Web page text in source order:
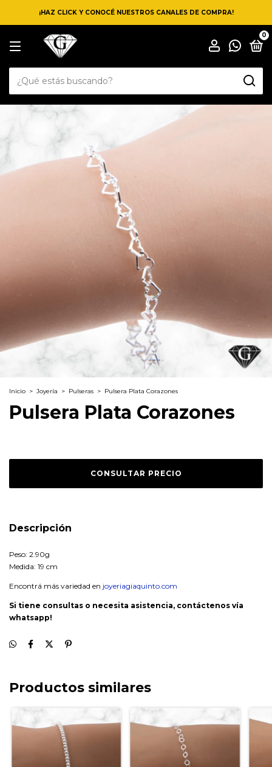
¡HAZ CLICK Y CONOCÉ NUESTROS CANALES DE COMPRA!
0
Inicio > Joyería > Pulseras > Pulsera Plata Corazones
Pulsera Plata Corazones
Descripción
Peso: 2.90g
Medida: 19 cm
Encontrá más variedad en joyeriagiaquinto.com
Si tiene consultas o necesita asistencia, contáctenos vía
whatsapp!
Productos similares